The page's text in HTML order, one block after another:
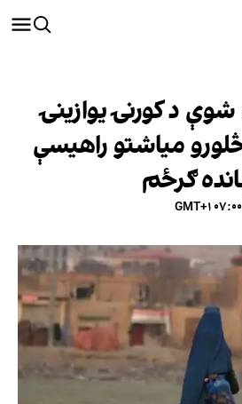
د کورنۍ یوازینۍ
میاشتو راهیسې
ګرځم